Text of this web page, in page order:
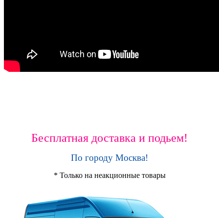
Бесплатная доставка и подьем!
По городу Москва!
* Только на неакционные товары